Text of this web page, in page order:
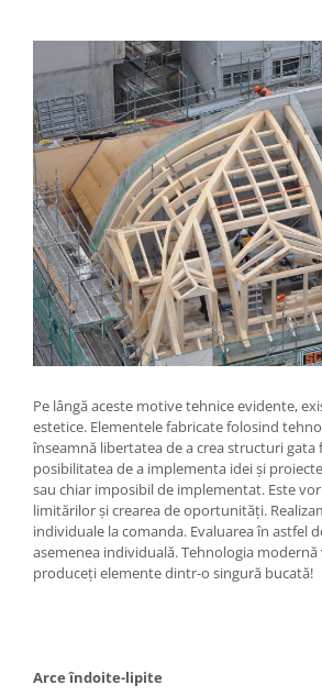
Pe lângă aceste motive tehnice evidente,
estetice. Elementele fabricate folosind
înseamnă libertatea de a crea structuri gata
posibilitatea de a implementa idei și
sau chiar imposibil de implementat. Este
limitărilor și crearea de oportunități.
individuale la comanda. Evaluarea în astfel
asemenea individuală. Tehnologia
produceți elemente dintr-o singură bucată!
Arce îndoite-lipite